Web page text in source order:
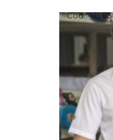
Cod.:48383